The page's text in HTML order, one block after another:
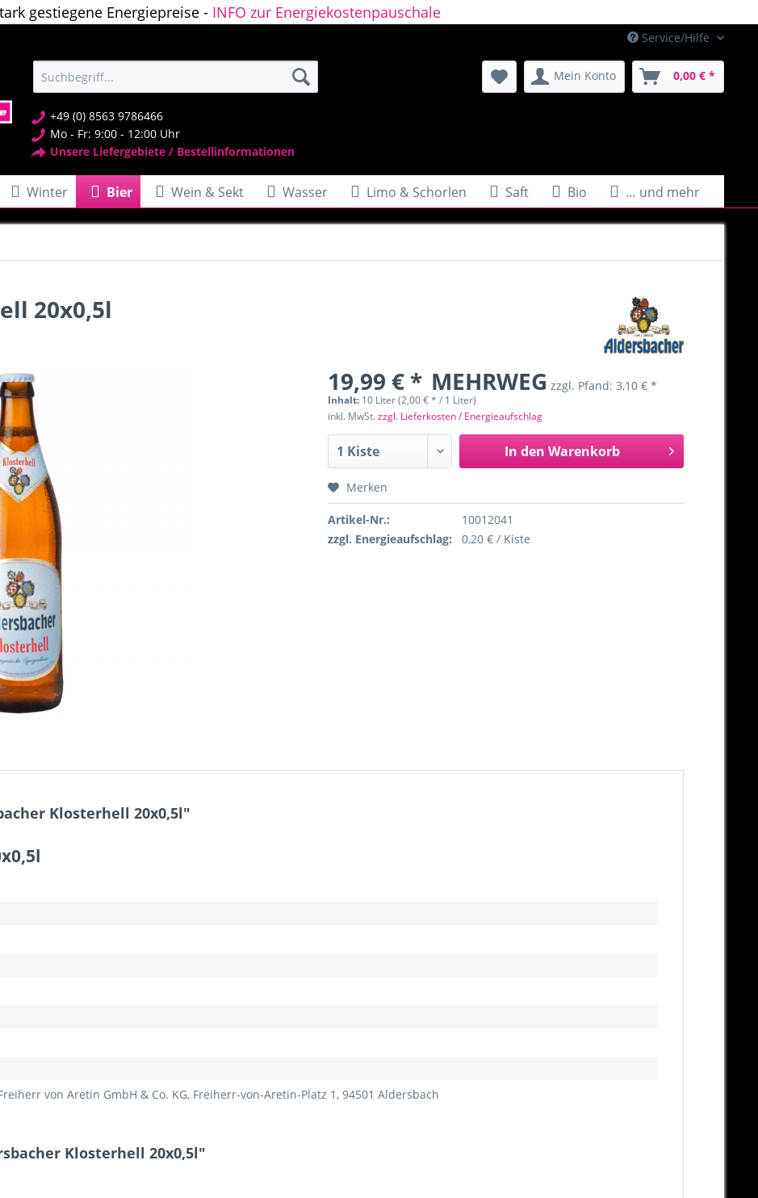
gestiegene Energiepreise - INFO zur Energiekostenpauschale
Service/Hilfe
Mein Konto 0,00 € *
+49 (0) 8563 9786466
Mo - Fr: 9:00 - 12:00 Uhr
Unsere Liefergebiete / Bestellinformationen
Winter Bier Wein & Sekt Wasser Limo & Schorlen Saft Bio … und mehr
20x0,5l
19,99 € * MEHRWEG zzgl. Pfand: 3,10 € *
Inhalt: 10 Liter (2,00 € * / 1 Liter)
inkl. MwSt.zzgl. Lieferkosten / Energieaufschlag
In den Warenkorb
Merken
Artikel-Nr.:
10012041
zzgl. Energieaufschlag:
0,20 € / Kiste
Klosterhell 20x0,5l"
von Aretin GmbH & Co. KG, Freiherr-von-Aretin-Platz 1, 94501 Aldersbach
Klosterhell 20x0,5l"